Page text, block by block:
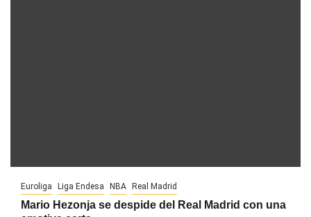
Euroliga Liga Endesa NBA Real Madrid
Mario Hezonja se despide del Real Madrid con una